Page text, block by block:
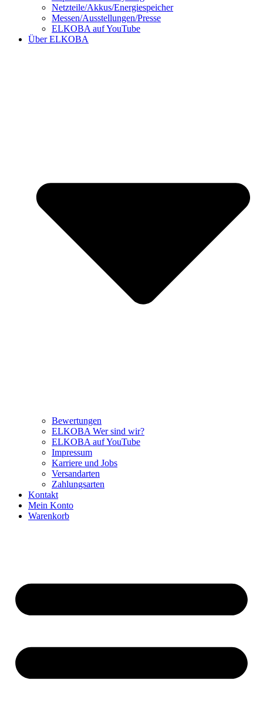
Netzteile/Akkus/Energiespeicher
Messen/Ausstellungen/Presse
ELKOBA auf YouTube
Über ELKOBA
Bewertungen
ELKOBA Wer sind wir?
ELKOBA auf YouTube
Impressum
Karriere und Jobs
Versandarten
Zahlungsarten
Kontakt
Mein Konto
Warenkorb